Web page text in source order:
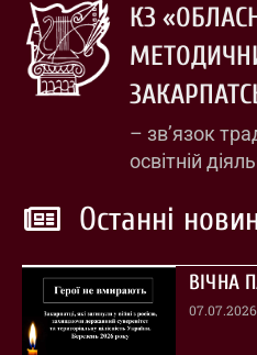
КЗ
– зв’язок
освітній
Останні
ВІЧНА
07.07.2026